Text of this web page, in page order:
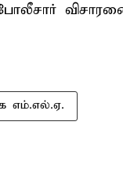
எம்.எல்.ஏ.